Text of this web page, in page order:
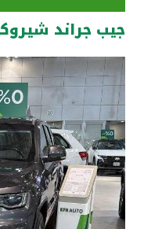
مواقع الفروع وأجهزة
ألمانيا
تركيا
ماليزيا
مصر
جيب جراند